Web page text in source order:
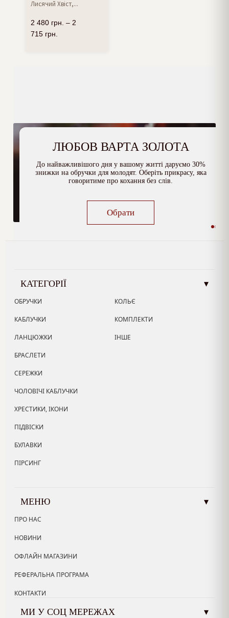
Лисячий Хвіст,...
2 480 грн. – 2
715 грн.
ЛЮБОВ ВАРТА ЗОЛОТА
До найважливішого дня у вашому житті даруємо 30%
знижки на обручки для молодят. Оберіть прикрасу, яка
говоритиме про кохання без слів.
Обрати
КАТЕГОРІЇ ▾
ОБРУЧКИ
КАБЛУЧКИ
ЛАНЦЮЖКИ
БРАСЛЕТИ
СЕРЕЖКИ
ЧОЛОВІЧІ КАБЛУЧКИ
ХРЕСТИКИ, ІКОНИ
ПІДВІСКИ
БУЛАВКИ
ПІРСИНГ
КОЛЬЄ
КОМПЛЕКТИ
ІНШЕ
МЕНЮ ▾
ПРО НАС
НОВИНИ
ОФЛАЙН МАГАЗИНИ
РЕФЕРАЛЬНА ПРОГРАМА
КОНТАКТИ
МИ У СОЦ МЕРЕЖАХ ▾